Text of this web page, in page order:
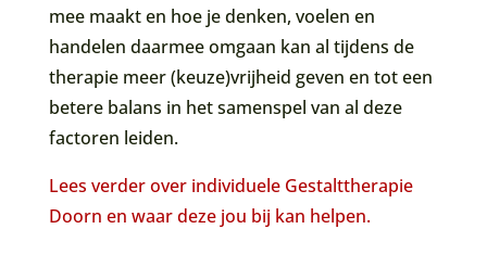
mee maakt en hoe je denken, voelen en
handelen daarmee omgaan kan al tijdens de
therapie meer (keuze)vrijheid geven en tot een
betere balans in het samenspel van al deze
factoren leiden.
Lees verder over individuele Gestalttherapie
Doorn en waar deze jou bij kan helpen.